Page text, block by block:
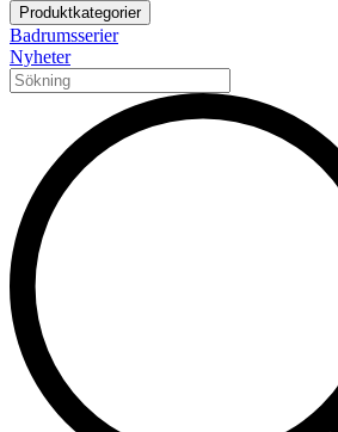
Produktkategorier
Badrumsserier
Nyheter